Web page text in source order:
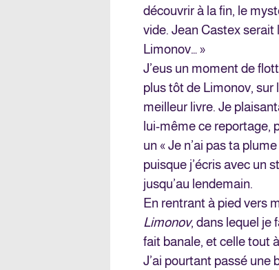
découvrir à la fin, le
vide. Jean Castex serait
Limonov… »
J’eus un moment de
plus tôt de Limonov, sur
meilleur livre. Je
lui-même ce reportage,
un « Je n’ai pas ta
puisque j’écris avec un
jusqu’au lendemain.
En rentrant à pied vers
Limonov, dans lequel je
fait banale, et celle tout
J’ai pourtant passé une